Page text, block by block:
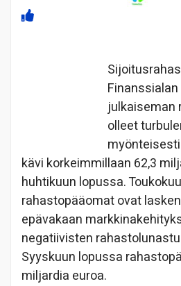
julkaiseman
olleet
kävi korkeimmillaan 62,3
huhtikuun lopussa.
rahastopääomat ovat
epävakaan
negatiivisten
Syyskuun lopussa
miljardia euroa.